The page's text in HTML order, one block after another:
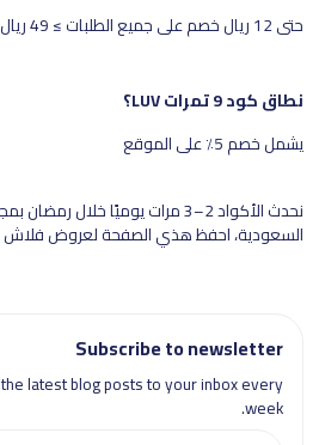
حتى 12 ريال خصم على جميع الطلبات ≥ 49 ريال
نطاق كود 9 تمرات LUV؟
يشمل خصم 5٪ على الموقع
نحدث الأكواد 2–3 مرات يوميًا خلال
السعودية، احفظ هذي الصفحة لعروض فلاش
Subscribe to newsletter
latest blog posts to your inbox every
week.